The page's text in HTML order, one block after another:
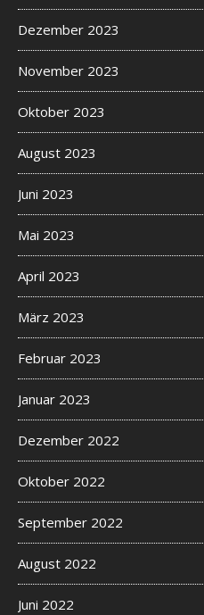
Dezember 2023
November 2023
Oktober 2023
August 2023
Juni 2023
Mai 2023
April 2023
März 2023
Februar 2023
Januar 2023
Dezember 2022
Oktober 2022
September 2022
August 2022
Juni 2022